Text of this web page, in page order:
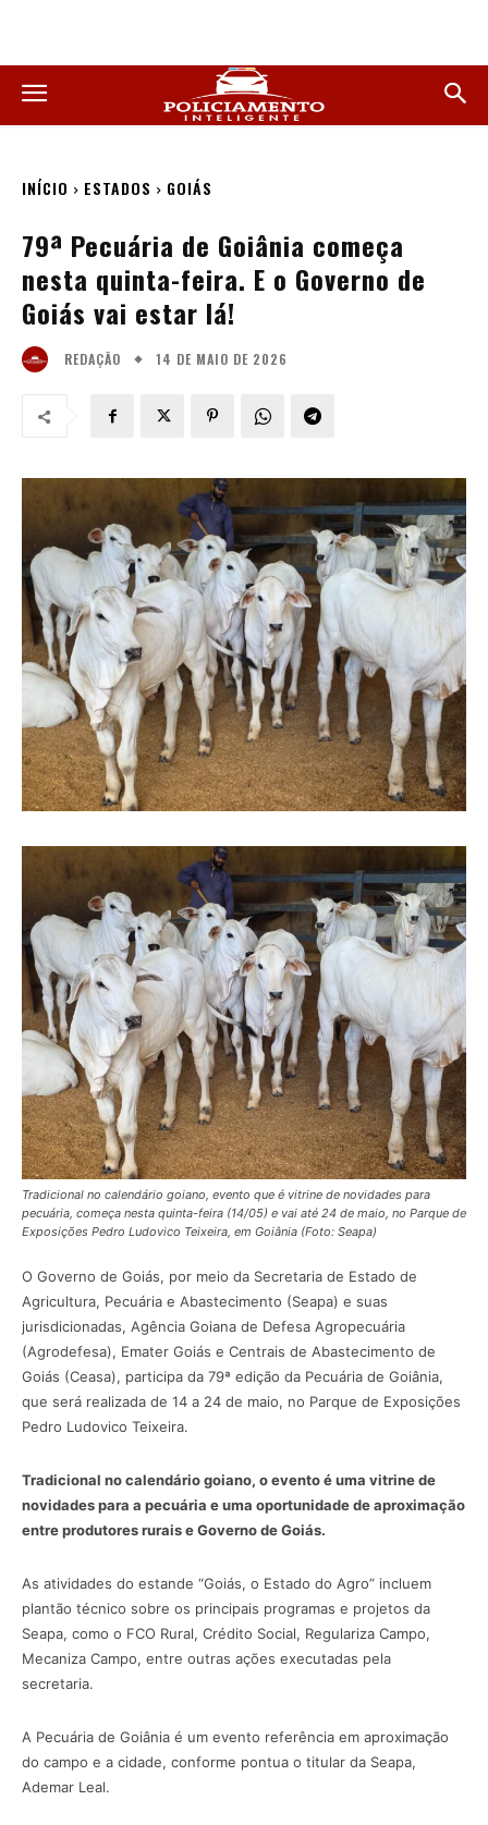
INÍCIO ESTADOS GOIÁS
79ª Pecuária de Goiânia começa
nesta quinta-feira. E o Governo de
Goiás vai estar lá!
REDAÇÃO 14 DE MAIO DE 2026
Tradicional no calendário goiano, evento que é vitrine de novidades para
pecuária, começa nesta quinta-feira (14/05) e vai até 24 de maio, no Parque de
Exposições Pedro Ludovico Teixeira, em Goiânia (Foto: Seapa)
O Governo de Goiás, por meio da Secretaria de Estado de
Agricultura, Pecuária e Abastecimento (Seapa) e suas
jurisdicionadas, Agência Goiana de Defesa Agropecuária
(Agrodefesa), Emater Goiás e Centrais de Abastecimento de
Goiás (Ceasa), participa da 79ª edição da Pecuária de Goiânia,
que será realizada de 14 a 24 de maio, no Parque de Exposições
Pedro Ludovico Teixeira.
Tradicional no calendário goiano, o evento é uma vitrine de
novidades para a pecuária e uma oportunidade de aproximação
entre produtores rurais e Governo de Goiás.
As atividades do estande “Goiás, o Estado do Agro” incluem
plantão técnico sobre os principais programas e projetos da
Seapa, como o FCO Rural, Crédito Social, Regulariza Campo,
Mecaniza Campo, entre outras ações executadas pela
secretaria.
A Pecuária de Goiânia é um evento referência em aproximação
do campo e a cidade, conforme pontua o titular da Seapa,
Ademar Leal.